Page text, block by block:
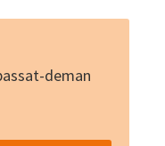
deman